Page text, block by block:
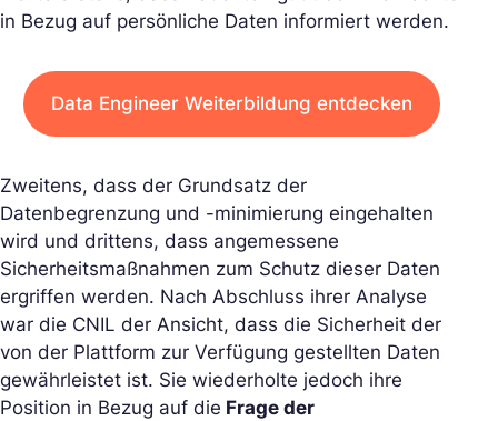
in Bezug auf persönliche Daten informiert werden.
Data Engineer Weiterbildung entdecken
Zweitens, dass der Grundsatz der
Datenbegrenzung und -minimierung eingehalten
wird und drittens, dass angemessene
Sicherheitsmaßnahmen zum Schutz dieser Daten
ergriffen werden. Nach Abschluss ihrer Analyse
war die CNIL der Ansicht, dass die Sicherheit der
von der Plattform zur Verfügung gestellten Daten
gewährleistet ist. Sie wiederholte jedoch ihre
Position in Bezug auf die Frage der